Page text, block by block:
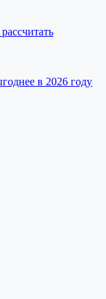
в 2026 году